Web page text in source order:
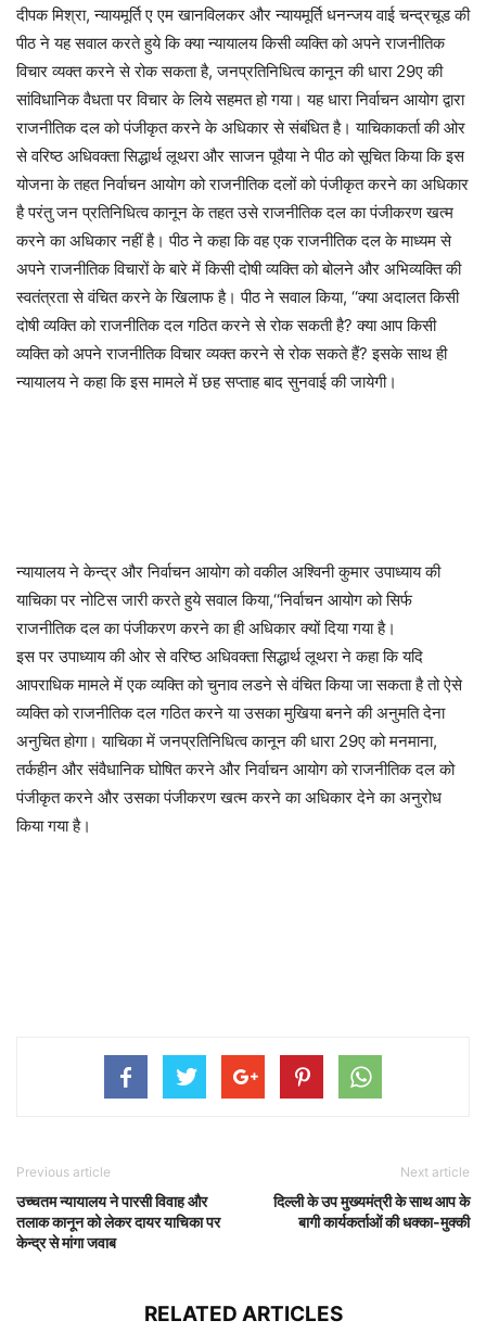
दीपक मिश्रा, न्यायमूर्ति ए एम खानविलकर और न्यायमूर्ति धनन्जय वाई चन्द्रचूड की
पीठ ने यह सवाल करते हुये कि क्या न्यायालय किसी व्यक्ति को अपने राजनीतिक
विचार व्यक्त करने से रोक सकता है, जनप्रतिनिधित्व कानून की धारा 29ए की
सांविधानिक वैधता पर विचार के लिये सहमत हो गया। यह धारा निर्वाचन आयोग द्वारा
राजनीतिक दल को पंजीकृत करने के अधिकार से संबंधित है। याचिकाकर्ता की ओर
से वरिष्ठ अधिवक्ता सिद्धार्थ लूथरा और साजन पूवैया ने पीठ को सूचित किया कि इस
योजना के तहत निर्वाचन आयोग को राजनीतिक दलों को पंजीकृत करने का अधिकार
है परंतु जन प्रतिनिधित्व कानून के तहत उसे राजनीतिक दल का पंजीकरण खत्म
करने का अधिकार नहीं है। पीठ ने कहा कि वह एक राजनीतिक दल के माध्यम से
अपने राजनीतिक विचारों के बारे में किसी दोषी व्यक्ति को बोलने और अभिव्यक्ति की
स्वतंत्रता से वंचित करने के खिलाफ है। पीठ ने सवाल किया, ‘‘क्या अदालत किसी
दोषी व्यक्ति को राजनीतिक दल गठित करने से रोक सकती है? क्या आप किसी
व्यक्ति को अपने राजनीतिक विचार व्यक्त करने से रोक सकते हैं? इसके साथ ही
न्यायालय ने कहा कि इस मामले में छह सप्ताह बाद सुनवाई की जायेगी।
न्यायालय ने केन्द्र और निर्वाचन आयोग को वकील अश्विनी कुमार उपाध्याय की
याचिका पर नोटिस जारी करते हुये सवाल किया,‘‘निर्वाचन आयोग को सिर्फ
राजनीतिक दल का पंजीकरण करने का ही अधिकार क्यों दिया गया है।
इस पर उपाध्याय की ओर से वरिष्ठ अधिवक्ता सिद्धार्थ लूथरा ने कहा कि यदि
आपराधिक मामले में एक व्यक्ति को चुनाव लडने से वंचित किया जा सकता है तो ऐसे
व्यक्ति को राजनीतिक दल गठित करने या उसका मुखिया बनने की अनुमति देना
अनुचित होगा। याचिका में जनप्रतिनिधित्व कानून की धारा 29ए को मनमाना,
तर्कहीन और संवैधानिक घोषित करने और निर्वाचन आयोग को राजनीतिक दल को
पंजीकृत करने और उसका पंजीकरण खत्म करने का अधिकार देने का अनुरोध
किया गया है।
Previous article
उच्चतम न्यायालय ने पारसी विवाह और
तलाक कानून को लेकर दायर याचिका पर
केन्द्र से मांगा जवाब
Next article
दिल्ली के उप मुख्यमंत्री के साथ आप के
बागी कार्यकर्ताओं की धक्का-मुक्की
RELATED ARTICLES